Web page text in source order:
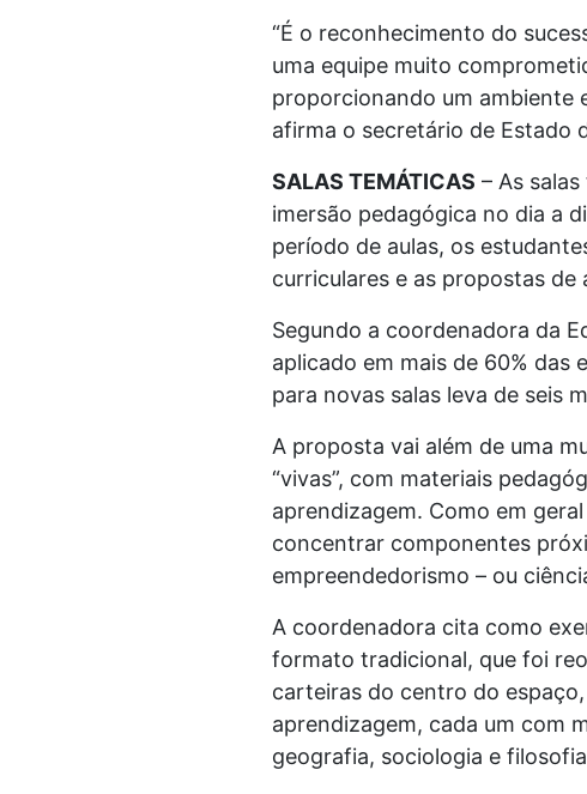
“É o reconhecimento do
uma equipe muito
proporcionando um ambiente
afirma o secretário de Estado
SALAS TEMÁTICAS – As
imersão pedagógica no dia a
período de aulas, os
curriculares e as propostas de
Segundo a coordenadora da
aplicado em mais de 60% das
para novas salas leva de seis
A proposta vai além de uma
“vivas”, com materiais
aprendizagem. Como em
concentrar componentes
empreendedorismo – ou
A coordenadora cita como
formato tradicional, que foi
carteiras do centro do
aprendizagem, cada um com
geografia, sociologia e